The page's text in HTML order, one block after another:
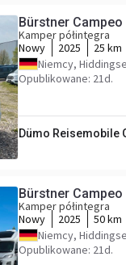
Bürstner
Kamper półintegra
Nowy
2025 25 km
Niemcy,
Opublikowane: 21d.
Dümo Reisemobile
Bürstner
Kamper półintegra
Nowy
2025 50 km
Niemcy,
Opublikowane: 21d.